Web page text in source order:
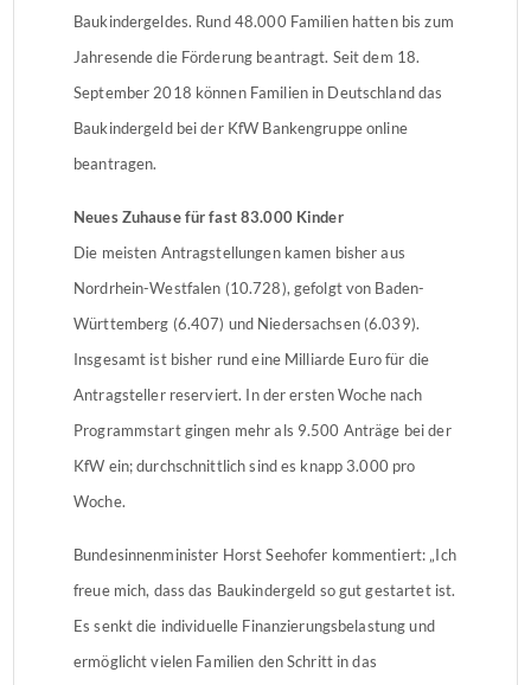
Baukindergeldes. Rund 48.000 Familien hatten bis zum
Jahresende die Förderung beantragt. Seit dem 18.
September 2018 können Familien in Deutschland das
Baukindergeld bei der KfW Bankengruppe online
beantragen.
Neues Zuhause für fast 83.000 Kinder
Die meisten Antragstellungen kamen bisher aus
Nordrhein-Westfalen (10.728), gefolgt von Baden-
Württemberg (6.407) und Niedersachsen (6.039).
Insgesamt ist bisher rund eine Milliarde Euro für die
Antragsteller reserviert. In der ersten Woche nach
Programmstart gingen mehr als 9.500 Anträge bei der
KfW ein; durchschnittlich sind es knapp 3.000 pro
Woche.
Bundesinnenminister Horst Seehofer kommentiert: „Ich
freue mich, dass das Baukindergeld so gut gestartet ist.
Es senkt die individuelle Finanzierungsbelastung und
ermöglicht vielen Familien den Schritt in das